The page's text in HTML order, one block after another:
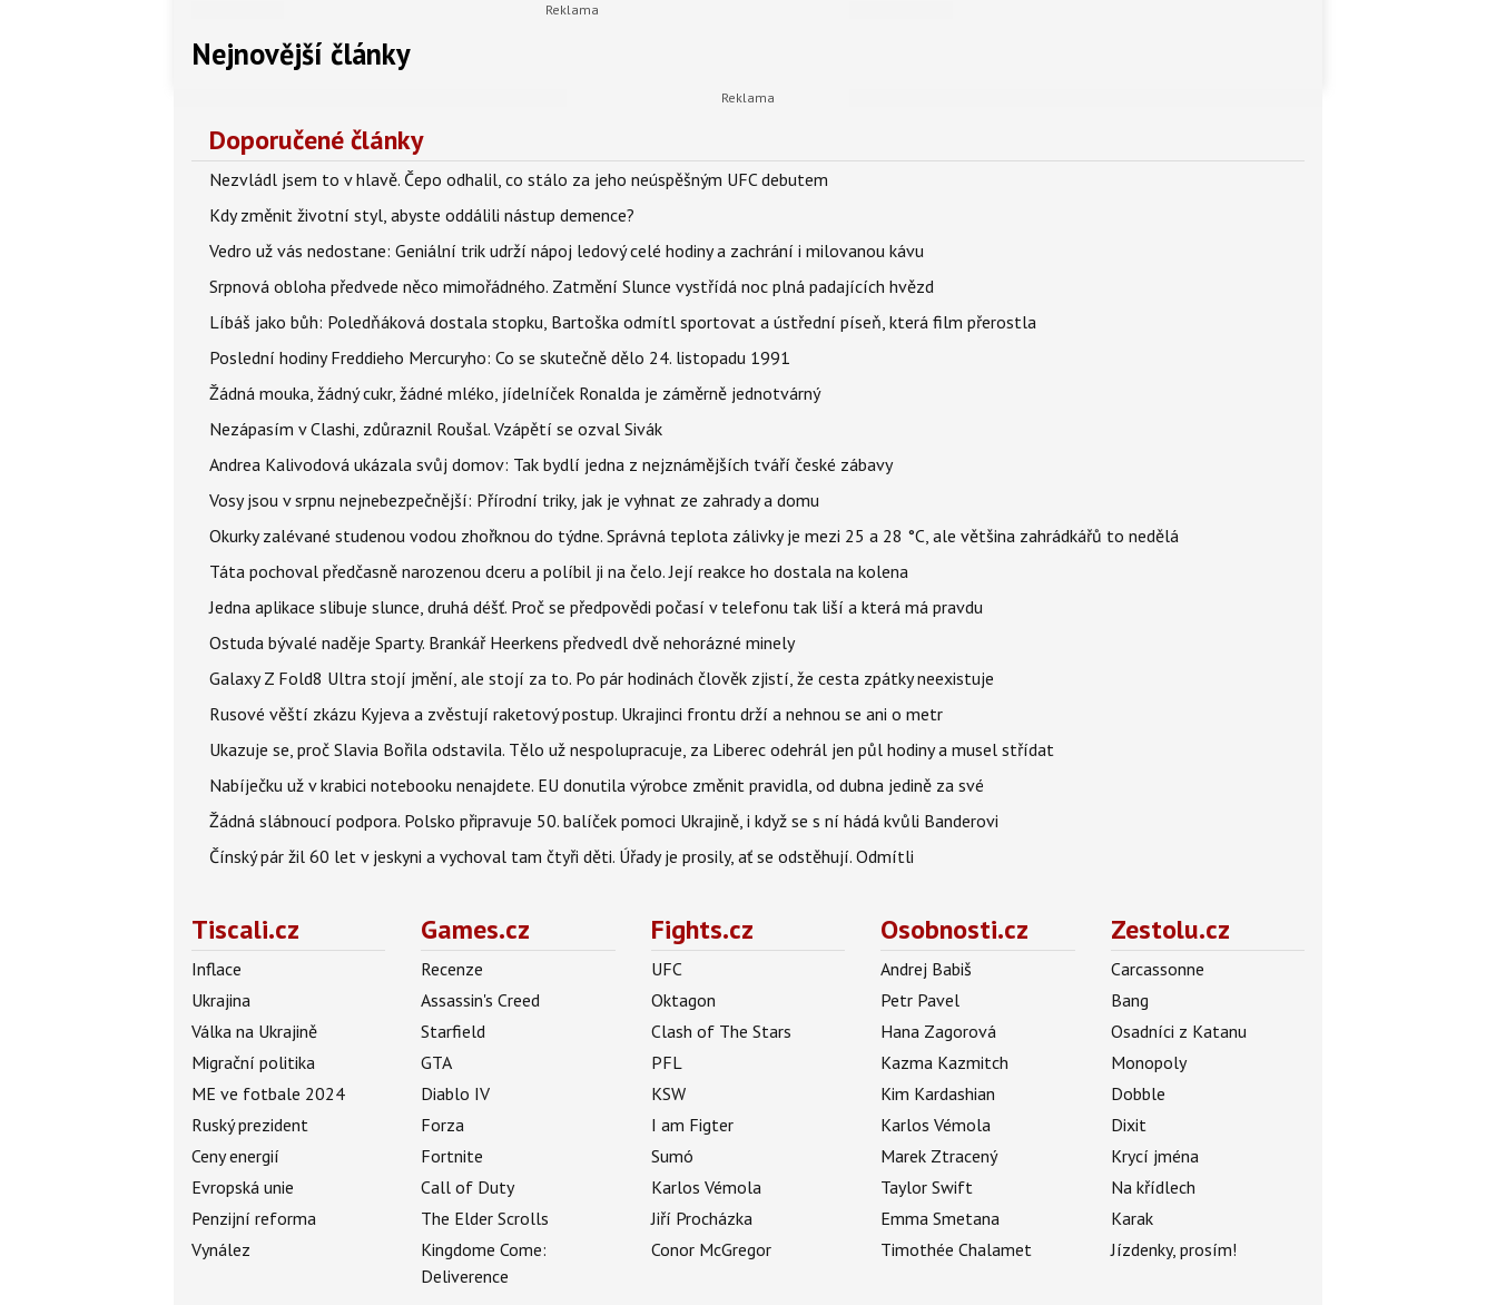
Nejnovější články
Doporučené články
Nezvládl jsem to v hlavě. Čepo odhalil, co stálo za jeho neúspěšným UFC debutem
Kdy změnit životní styl, abyste oddálili nástup demence?
Vedro už vás nedostane: Geniální trik udrží nápoj ledový celé hodiny a zachrání i milovanou kávu
Srpnová obloha předvede něco mimořádného. Zatmění Slunce vystřídá noc plná padajících hvězd
Líbáš jako bůh: Poledňáková dostala stopku, Bartoška odmítl sportovat a ústřední píseň, která film přerostla
Poslední hodiny Freddieho Mercuryho: Co se skutečně dělo 24. listopadu 1991
Žádná mouka, žádný cukr, žádné mléko, jídelníček Ronalda je záměrně jednotvárný
Nezápasím v Clashi, zdůraznil Roušal. Vzápětí se ozval Sivák
Andrea Kalivodová ukázala svůj domov: Tak bydlí jedna z nejznámějších tváří české zábavy
Vosy jsou v srpnu nejnebezpečnější: Přírodní triky, jak je vyhnat ze zahrady a domu
Okurky zalévané studenou vodou zhořknou do týdne. Správná teplota zálivky je mezi 25 a 28 °C, ale většina zahrádkářů to nedělá
Táta pochoval předčasně narozenou dceru a políbil ji na čelo. Její reakce ho dostala na kolena
Jedna aplikace slibuje slunce, druhá déšť. Proč se předpovědi počasí v telefonu tak liší a která má pravdu
Ostuda bývalé naděje Sparty. Brankář Heerkens předvedl dvě nehorázné minely
Galaxy Z Fold8 Ultra stojí jmění, ale stojí za to. Po pár hodinách člověk zjistí, že cesta zpátky neexistuje
Rusové věští zkázu Kyjeva a zvěstují raketový postup. Ukrajinci frontu drží a nehnou se ani o metr
Ukazuje se, proč Slavia Bořila odstavila. Tělo už nespolupracuje, za Liberec odehrál jen půl hodiny a musel střídat
Nabíječku už v krabici notebooku nenajdete. EU donutila výrobce změnit pravidla, od dubna jedině za své
Žádná slábnoucí podpora. Polsko připravuje 50. balíček pomoci Ukrajině, i když se s ní hádá kvůli Banderovi
Čínský pár žil 60 let v jeskyni a vychoval tam čtyři děti. Úřady je prosily, ať se odstěhují. Odmítli
Tiscali.cz
Inflace
Ukrajina
Válka na Ukrajině
Migrační politika
ME ve fotbale 2024
Ruský prezident
Ceny energií
Evropská unie
Penzijní reforma
Vynález
Games.cz
Recenze
Assassin's Creed
Starfield
GTA
Diablo IV
Forza
Fortnite
Call of Duty
The Elder Scrolls
Kingdome Come:
Deliverence
Fights.cz
UFC
Oktagon
Clash of The Stars
PFL
KSW
I am Figter
Sumó
Karlos Vémola
Jiří Procházka
Conor McGregor
Osobnosti.cz
Andrej Babiš
Petr Pavel
Hana Zagorová
Kazma Kazmitch
Kim Kardashian
Karlos Vémola
Marek Ztracený
Taylor Swift
Emma Smetana
Timothée Chalamet
Zestolu.cz
Carcassonne
Bang
Osadníci z Katanu
Monopoly
Dobble
Dixit
Krycí jména
Na křídlech
Karak
Jízdenky, prosím!